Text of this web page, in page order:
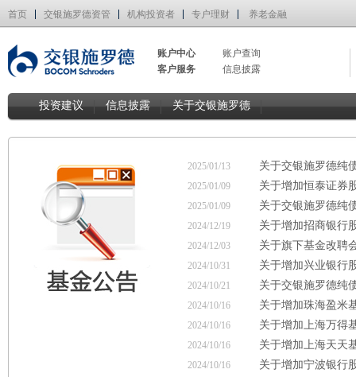
首页 交银施罗德资管 机构投资者 专户理财 养老金融
账户中心
账户查询
客户服务
信息披露
投资建议 信息披露 关于交银施罗德
2025/01/13 关于交银施罗德纯
2025/01/09 关于增加恒泰证券
2025/01/09 关于交银施罗德纯
2024/12/19 关于增加招商银行
2024/12/03 关于旗下基金改聘
2024/10/31 关于增加兴业银行
2024/10/21 关于交银施罗德纯
2024/10/16 关于增加珠海盈米
2024/10/16 关于增加上海万得
2024/10/16 关于增加上海天天
2024/10/16 关于增加宁波银行